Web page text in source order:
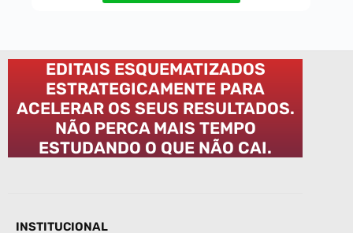
EDITAIS ESQUEMATIZADOS
ESTRATEGICAMENTE PARA
ACELERAR OS SEUS RESULTADOS.
NÃO PERCA MAIS TEMPO
ESTUDANDO O QUE NÃO CAI.
INSTITUCIONAL